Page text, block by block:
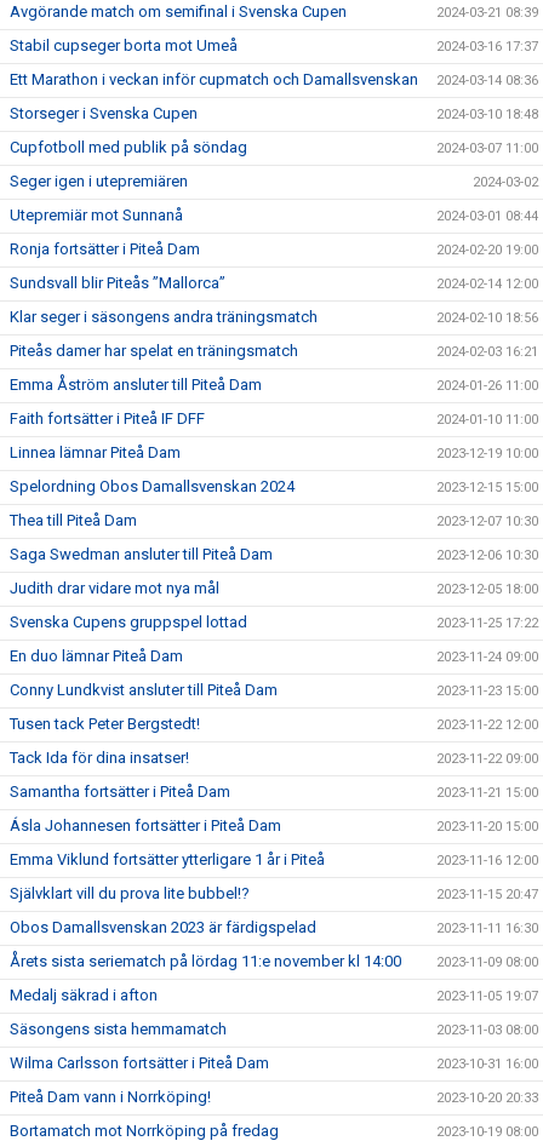
Avgörande match om semifinal i Svenska Cupen 2024-03-21 08:39
Stabil cupseger borta mot Umeå 2024-03-16 17:37
Ett Marathon i veckan inför cupmatch och Damallsvenskan 2024-03-14 08:36
Storseger i Svenska Cupen 2024-03-10 18:48
Cupfotboll med publik på söndag 2024-03-07 11:00
Seger igen i utepremiären 2024-03-02
Utepremiär mot Sunnanå 2024-03-01 08:44
Ronja fortsätter i Piteå Dam 2024-02-20 19:00
Sundsvall blir Piteås ”Mallorca” 2024-02-14 12:00
Klar seger i säsongens andra träningsmatch 2024-02-10 18:56
Piteås damer har spelat en träningsmatch 2024-02-03 16:21
Emma Åström ansluter till Piteå Dam 2024-01-26 11:00
Faith fortsätter i Piteå IF DFF 2024-01-10 11:00
Linnea lämnar Piteå Dam 2023-12-19 10:00
Spelordning Obos Damallsvenskan 2024 2023-12-15 15:00
Thea till Piteå Dam 2023-12-07 10:30
Saga Swedman ansluter till Piteå Dam 2023-12-06 10:30
Judith drar vidare mot nya mål 2023-12-05 18:00
Svenska Cupens gruppspel lottad 2023-11-25 17:22
En duo lämnar Piteå Dam 2023-11-24 09:00
Conny Lundkvist ansluter till Piteå Dam 2023-11-23 15:00
Tusen tack Peter Bergstedt! 2023-11-22 12:00
Tack Ida för dina insatser! 2023-11-22 09:00
Samantha fortsätter i Piteå Dam 2023-11-21 15:00
Ásla Johannesen fortsätter i Piteå Dam 2023-11-20 15:00
Emma Viklund fortsätter ytterligare 1 år i Piteå 2023-11-16 12:00
Självklart vill du prova lite bubbel!? 2023-11-15 20:47
Obos Damallsvenskan 2023 är färdigspelad 2023-11-11 16:30
Årets sista seriematch på lördag 11:e november kl 14:00 2023-11-09 08:00
Medalj säkrad i afton 2023-11-05 19:07
Säsongens sista hemmamatch 2023-11-03 08:00
Wilma Carlsson fortsätter i Piteå Dam 2023-10-31 16:00
Piteå Dam vann i Norrköping! 2023-10-20 20:33
Bortamatch mot Norrköping på fredag 2023-10-19 08:00